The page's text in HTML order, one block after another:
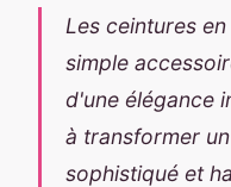
Les ceintures
simple
d'une élégance
à transformer
sophistiqué et